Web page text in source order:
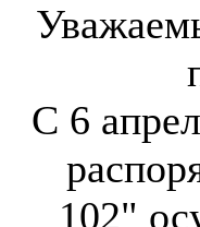
С 6
102"